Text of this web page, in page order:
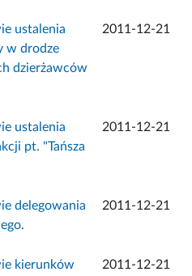
ustalenia
w drodze
dzierżawców
2011-12-21
ustalenia
pt. "Tańsza
2011-12-21
delegowania
2011-12-21
kierunków
2011-12-21